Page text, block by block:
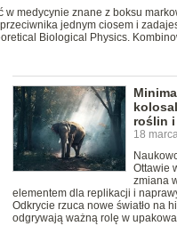
medycynie znane z boksu
jednym ciosem i
Biological Physics.
roślin i
18
Ottawie
zmiana
elementem dla replikacji i
Odkrycie rzuca nowe światło na
odgrywają ważną rolę w